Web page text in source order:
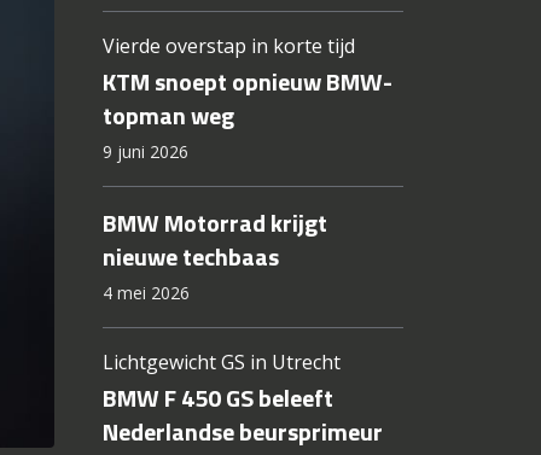
Vierde overstap in korte tijd
KTM snoept opnieuw BMW-
topman weg
9 juni 2026
BMW Motorrad krijgt
nieuwe techbaas
4 mei 2026
Lichtgewicht GS in Utrecht
BMW F 450 GS beleeft
Nederlandse beursprimeur